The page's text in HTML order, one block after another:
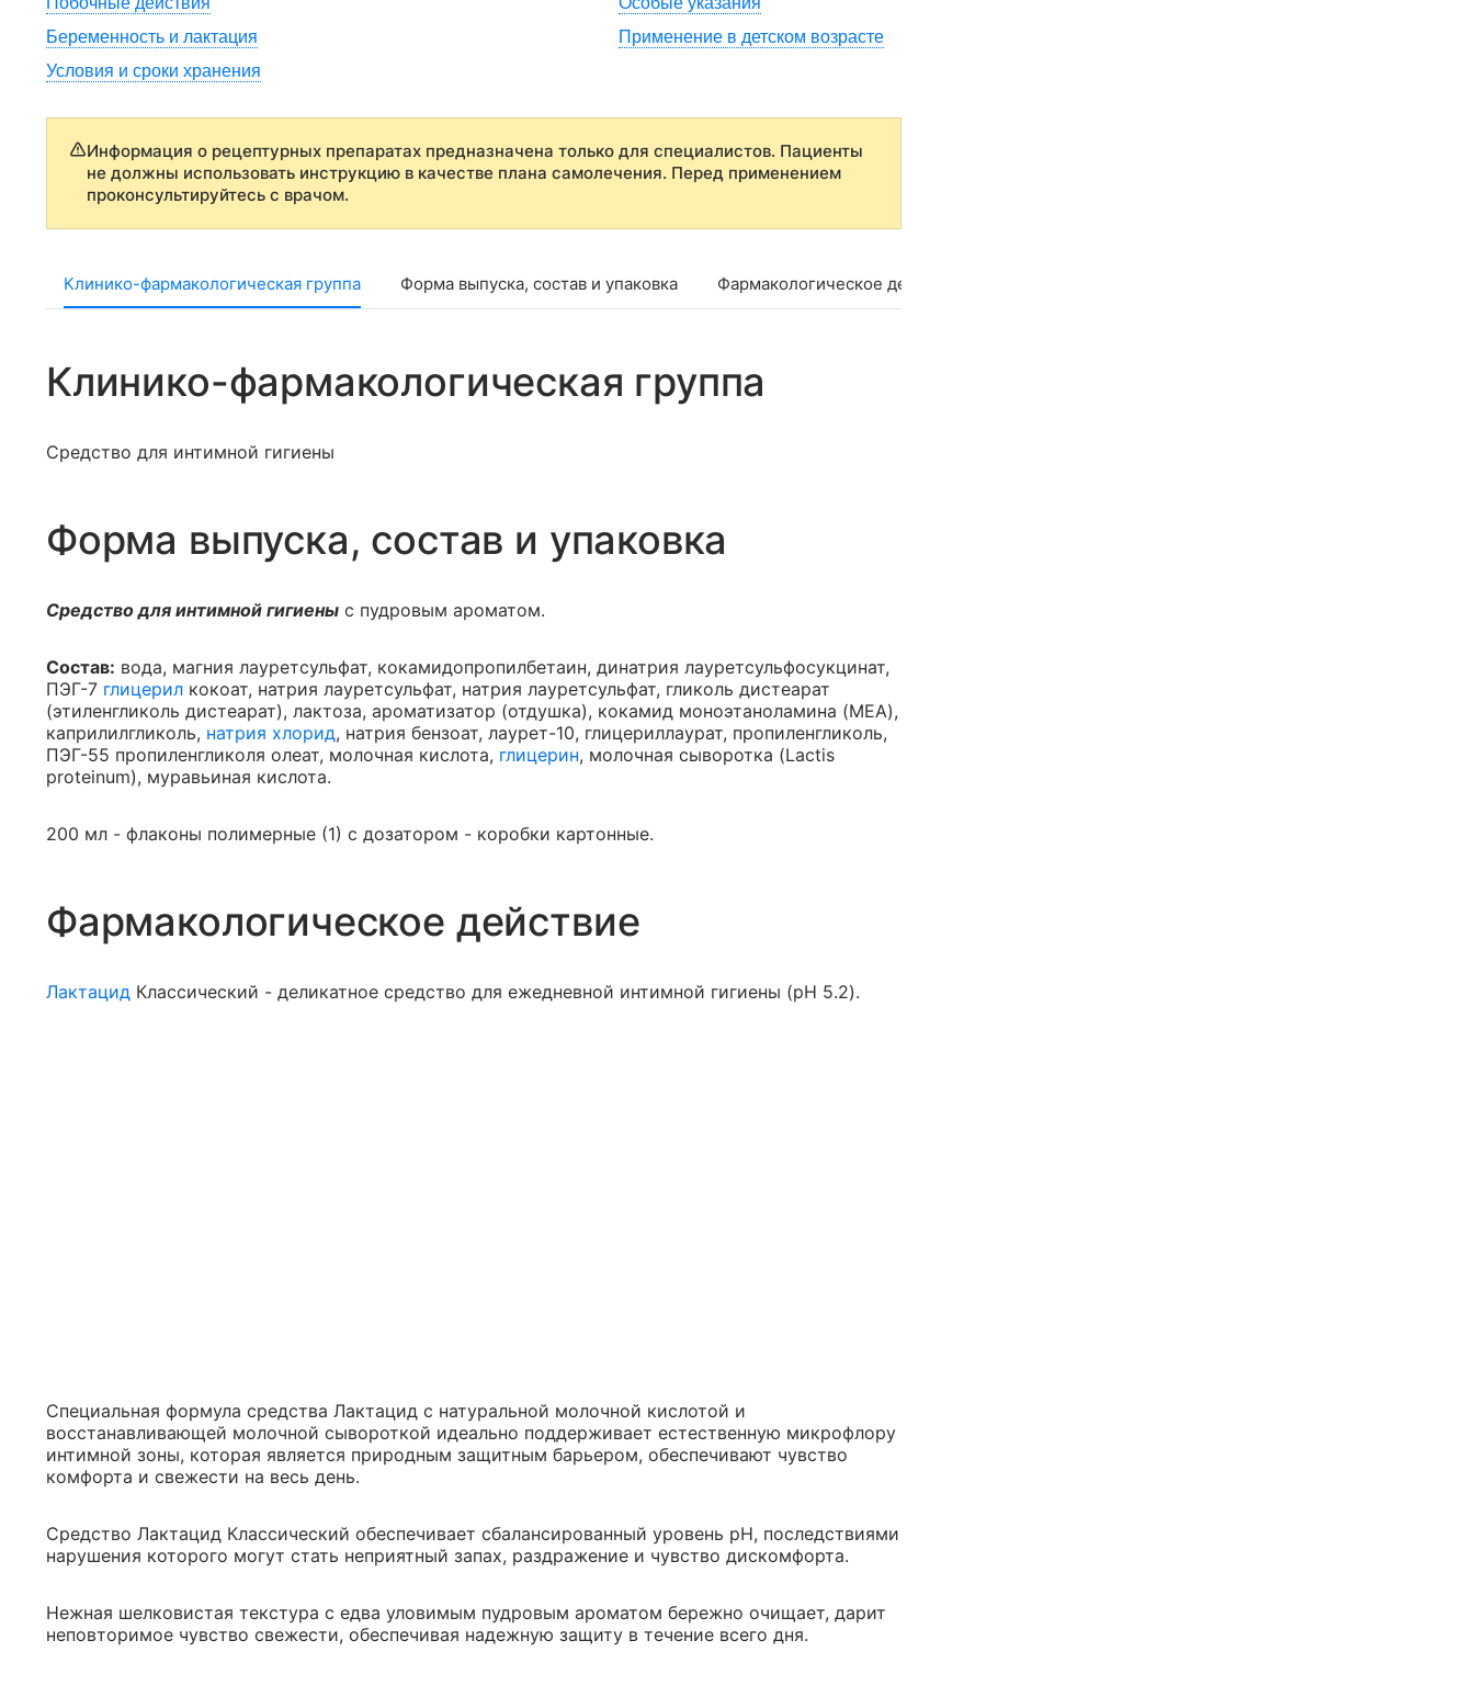
Беременность и лактация
Применение в детском возрасте
Условия и сроки хранения
Информация о рецептурных препаратах предназначена только для специалистов. Пациенты
не должны использовать инструкцию в качестве плана самолечения. Перед применением
проконсультируйтесь с врачом.
Клинико-фармакологическая группа Форма выпуска, состав и упаковка Фармакологическое действие
Клинико-фармакологическая группа
Средство для интимной гигиены
Форма выпуска, состав и упаковка
Средство для интимной гигиены с пудровым ароматом.
Состав: вода, магния лауретсульфат, кокамидопропилбетаин, динатрия лауретсульфосукцинат,
ПЭГ-7 глицерил кокоат, натрия лауретсульфат, натрия лауретсульфат, гликоль дистеарат
(этиленгликоль дистеарат), лактоза, ароматизатор (отдушка), кокамид моноэтаноламина (MEA),
каприлилгликоль, натрия хлорид, натрия бензоат, лаурет-10, глицериллаурат, пропиленгликоль,
ПЭГ-55 пропиленгликоля олеат, молочная кислота, глицерин, молочная сыворотка (Lactis
proteinum), муравьиная кислота.
200 мл - флаконы полимерные (1) с дозатором - коробки картонные.
Фармакологическое действие
Лактацид Классический - деликатное средство для ежедневной интимной гигиены (pH 5.2).
Cпециальная формула средства Лактацид с натуральной молочной кислотой и
восстанавливающей молочной сывороткой идеально поддерживает естественную микрофлору
интимной зоны, которая является природным защитным барьером, обеспечивают чувство
комфорта и свежести на весь день.
Средство Лактацид Классический обеспечивает сбалансированный уровень pH, последствиями
нарушения которого могут стать неприятный запах, раздражение и чувство дискомфорта.
Нежная шелковистая текстура с едва уловимым пудровым ароматом бережно очищает, дарит
неповторимое чувство свежести, обеспечивая надежную защиту в течение всего дня.